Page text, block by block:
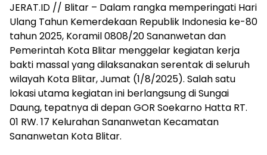
JERAT.ID // Blitar – Dalam rangka memperingati Hari
Ulang Tahun Kemerdekaan Republik Indonesia ke-80
tahun 2025, Koramil 0808/20 Sananwetan dan
Pemerintah Kota Blitar menggelar kegiatan kerja
bakti massal yang dilaksanakan serentak di seluruh
wilayah Kota Blitar, Jumat (1/8/2025). Salah satu
lokasi utama kegiatan ini berlangsung di Sungai
Daung, tepatnya di depan GOR Soekarno Hatta RT.
01 RW. 17 Kelurahan Sananwetan Kecamatan
Sananwetan Kota Blitar.